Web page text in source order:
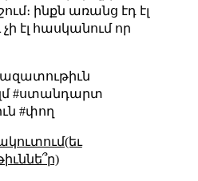
ինքն առանց էդ էլ
էլ հասկանում որ
#ստանդարտ
#փող